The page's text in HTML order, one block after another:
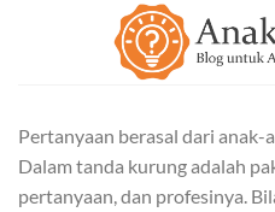
Pertanyaan berasal dari anak-
Dalam tanda kurung adalah
pertanyaan, dan profesinya.